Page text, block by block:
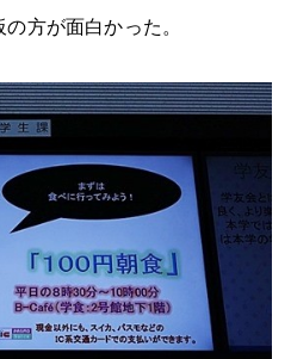
方が面白かった。